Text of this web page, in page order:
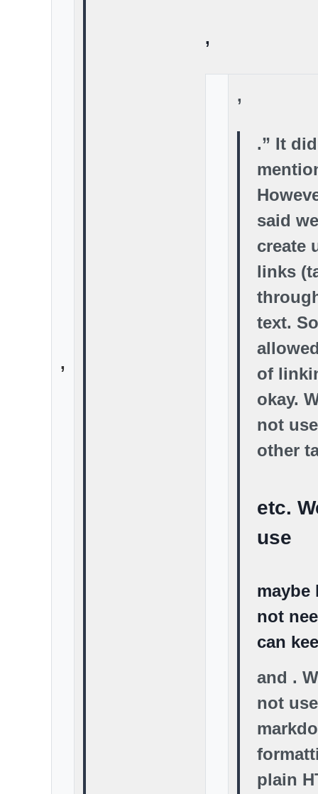
,
,
,
.” It
said
create
links
text.
of
okay.
not
other
etc.
use
maybe
not
can
and .
not use
plain